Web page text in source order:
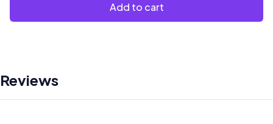
Add to cart
Reviews